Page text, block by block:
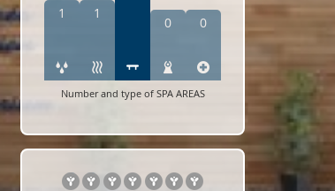
1 1
0 0
Number and type of SPA AREAS